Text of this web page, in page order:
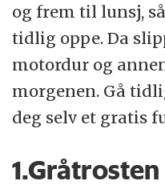
og frem til lunsj,
tidlig oppe. Da
motordur og
morgenen. Gå
deg selv et gratis